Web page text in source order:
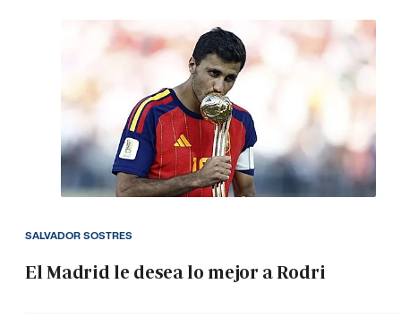
El Madrid le desea lo mejor a Rodri
SALVADOR SOSTRES